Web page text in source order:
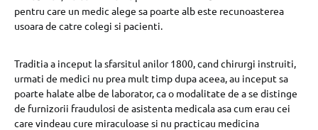
pentru care un medic alege sa poarte alb este recunoasterea
usoara de catre colegi si pacienti.
Traditia a inceput la sfarsitul anilor 1800, cand chirurgi instruiti,
urmati de medici nu prea mult timp dupa aceea, au inceput sa
poarte halate albe de laborator, ca o modalitate de a se distinge
de furnizorii fraudulosi de asistenta medicala asa cum erau cei
care vindeau cure miraculoase si nu practicau medicina